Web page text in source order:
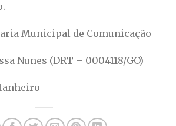
Municipal de Comunicação
Nunes (DRT – 0004118/GO)